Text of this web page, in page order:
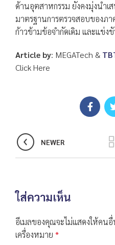
ด้านอุตสาหกรรม ยังคงมุ่งนำ
มาตรฐานการตรวจสอบของภ
ก้าวข้ามข้อจำกัดเดิม และแข่ง
Article by: MEGATech &
Click Here
NEWER
ใส่ความเห็น
อีเมลของคุณจะไม่แสดงให้คน
เครื่องหมาย *